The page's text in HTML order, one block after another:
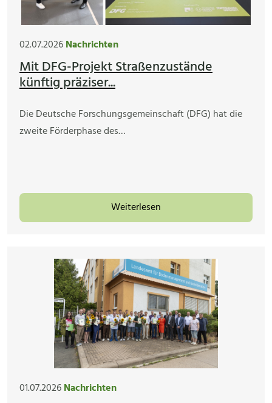
02.07.2026Nachrichten
Mit DFG-Projekt Straßenzustände
künftig präziser...
Die Deutsche Forschungsgemeinschaft (DFG) hat die
zweite Förderphase des…
Weiterlesen
01.07.2026Nachrichten